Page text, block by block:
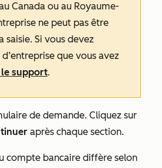
Canada ou au Royaume-
ne peut pas être
saisie. Si vous devez
que vous avez
support.
de demande. Cliquez sur
après chaque section.
compte bancaire diffère selon